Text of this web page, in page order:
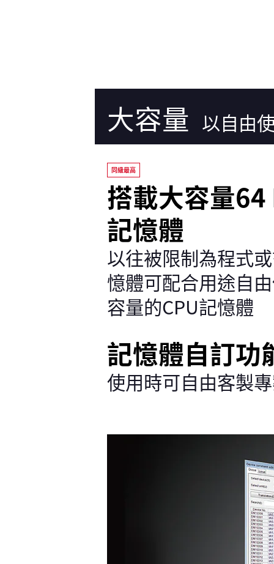
大容量 以自由
同級最高
搭載大容量64
記憶體
以往被限制為程式
憶體可配合用途自
容量的CPU記憶體
記憶體自訂功
使用時可自由客製